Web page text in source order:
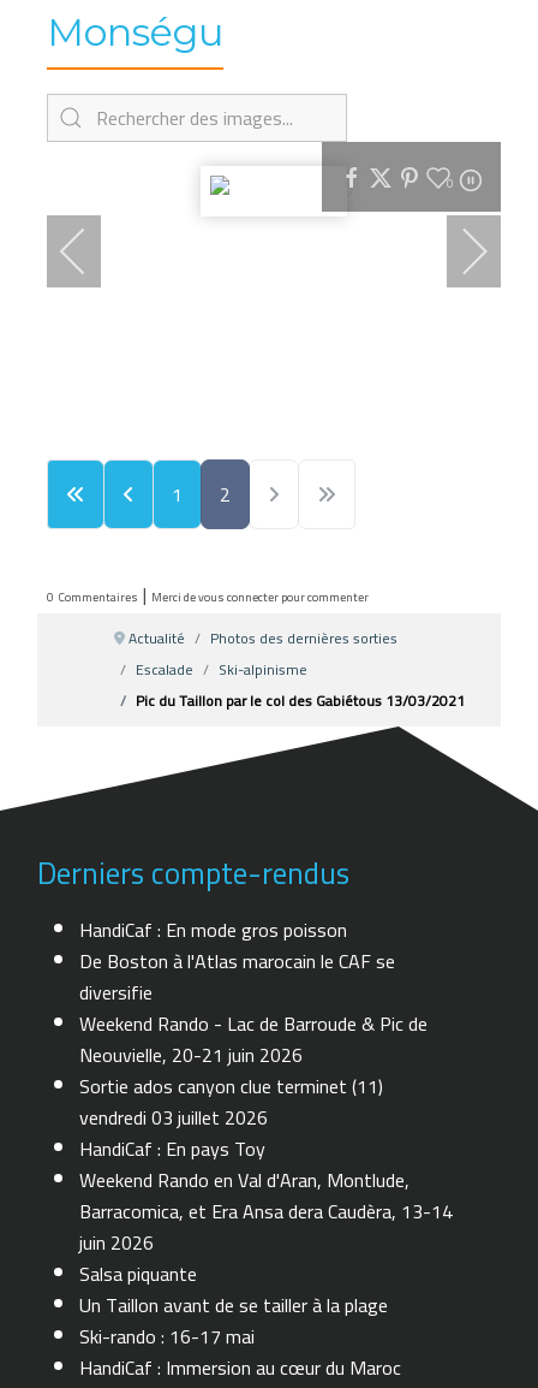
Monségu
0
1 2
0 Commentaires | Merci de vous connecter pour commenter
Actualité
Photos des dernières sorties
Escalade
Ski-alpinisme
Pic du Taillon par le col des Gabiétous 13/03/2021
Derniers compte-rendus
HandiCaf : En mode gros poisson
De Boston à l'Atlas marocain le CAF se
diversifie
Weekend Rando - Lac de Barroude & Pic de
Neouvielle, 20-21 juin 2026
Sortie ados canyon clue terminet (11)
vendredi 03 juillet 2026
HandiCaf : En pays Toy
Weekend Rando en Val d'Aran, Montlude,
Barracomica, et Era Ansa dera Caudèra, 13-14
juin 2026
Salsa piquante
Un Taillon avant de se tailler à la plage
Ski-rando : 16-17 mai
HandiCaf : Immersion au cœur du Maroc